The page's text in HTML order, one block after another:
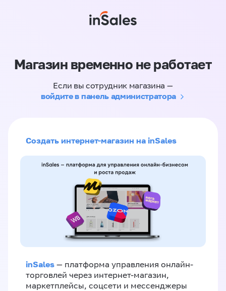
Магазин временно не работает
Если вы сотрудник магазина —
войдите в панель администратора
Создать интернет-магазин на inSales
inSales — платформа управления онлайн-
торговлей через интернет-магазин,
маркетплейсы, соцсети и мессенджеры